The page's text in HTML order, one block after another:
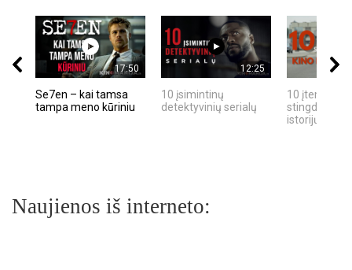
17:50
Se7en – kai tamsa
tampa meno kūriniu
12:25
10 įsimintinų
detektyvinių serialų
10 įtemptų,
stingdančių
istorijų
Naujienos iš interneto: